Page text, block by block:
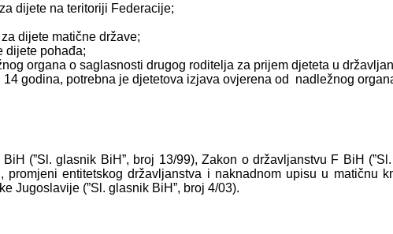
dijete na teritoriji Federacije;
dijete matične države;
dijete pohađa;
organa o saglasnosti drugog roditelja za prijem djeteta u
godina, potrebna je djetetova izjava ovjerena od nadležnog
(”Sl. glasnik BiH”, broj 13/99), Zakon o državljanstvu F BiH
promjeni entitetskog državljanstva i naknadnom upisu u matičnu
Jugoslavije (”Sl. glasnik BiH”, broj 4/03).